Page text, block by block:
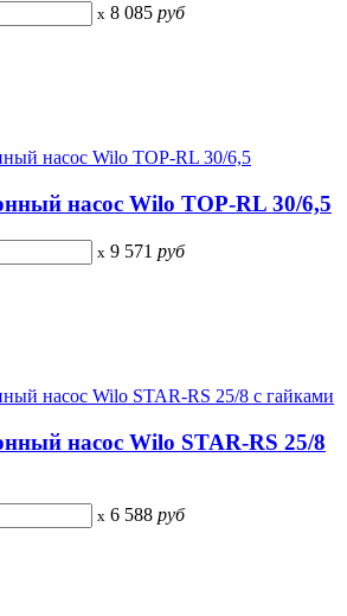
x 8 085 руб
насос Wilo TOP-RL 30/6,5
x 9 571 руб
насос Wilo STAR-RS 25/8
x 6 588 руб